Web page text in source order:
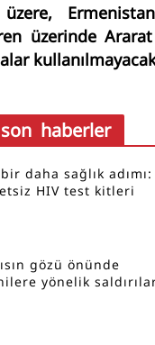
üzere,
üzerinde
haberler
daha sağlık adımı:
HIV test kitleri
gözü önünde
yönelik